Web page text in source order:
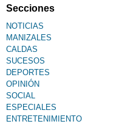
Secciones
NOTICIAS
MANIZALES
CALDAS
SUCESOS
DEPORTES
OPINIÓN
SOCIAL
ESPECIALES
ENTRETENIMIENTO